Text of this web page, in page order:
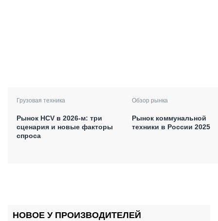
Грузовая техника
Рынок HCV в 2026-м: три
сценария и новые факторы
спроса
Обзор рынка
Рынок коммунальной
техники в России 2025
НОВОЕ У ПРОИЗВОДИТЕЛЕЙ